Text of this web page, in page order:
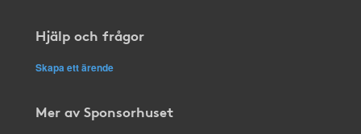
Hjälp och frågor
Skapa ett ärende
Mer av Sponsorhuset